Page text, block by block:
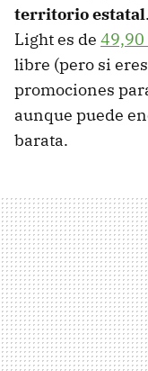
territorio estatal
Light es de 49,90
libre (pero si
promociones
aunque puede
barata.